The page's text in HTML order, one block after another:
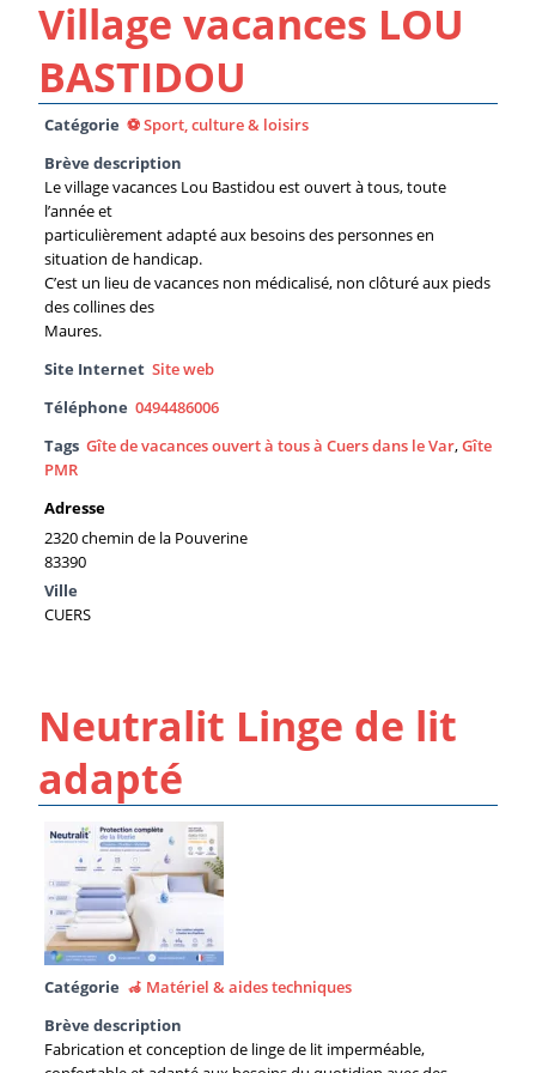
Village vacances LOU
BASTIDOU
Catégorie ⚽ Sport, culture & loisirs
Brève description
Le village vacances Lou Bastidou est ouvert à tous, toute
l’année et
particulièrement adapté aux besoins des personnes en
situation de handicap.
C’est un lieu de vacances non médicalisé, non clôturé aux pieds
des collines des
Maures.
Site Internet Site web
Téléphone 0494486006
Tags Gîte de vacances ouvert à tous à Cuers dans le Var,Gîte
PMR
Adresse
2320 chemin de la Pouverine
83390
Ville
CUERS
Neutralit Linge de lit
adapté
Catégorie 🦽 Matériel & aides techniques
Brève description
Fabrication et conception de linge de lit imperméable,